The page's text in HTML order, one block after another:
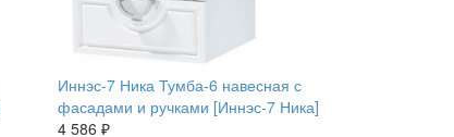
Иннэс-7 Ника Тумба-6 навесная с
фасадами и ручками [Иннэс-7 Ника]
4 586 ₽